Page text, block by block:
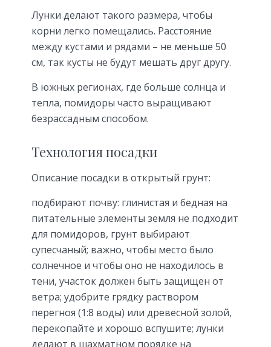
Лунки делают такого размера, чтобы
корни легко помещались. Расстояние
между кустами и рядами – не меньше 50
см, так кусты не будут мешать друг другу.
В южных регионах, где больше солнца и
тепла, помидоры часто выращивают
безрассадным способом.
Технология посадки
Описание посадки в открытый грунт:
подбирают почву: глинистая и бедная на
питательные элементы земля не подходит
для помидоров, грунт выбирают
супесчаный; важно, чтобы место было
солнечное и чтобы оно не находилось в
тени, участок должен быть защищен от
ветра; удобрите грядку раствором
перегноя (1:8 воды) или древесной золой,
перекопайте и хорошо вспушите; лунки
делают в шахматном порядке на